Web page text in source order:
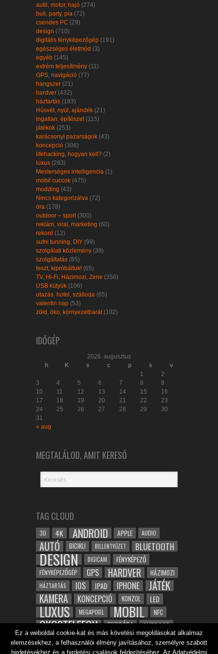
autó, motor, hajó (274)
buli, party, pia (72)
csendes PC (29)
design (710)
digitális fényképezőgép (191)
egészséges életmód (3)
egyéb (145)
extrém teljesítmény (11)
GPS, navigáció (77)
hangszer (21)
hardver (432)
háztartás (183)
Húsvét, nyúl, ajándék (21)
ingatlan, építészet(115)
játékok (253)
karácsonyi pazarságok (43)
koncepció (306)
lifehacking, hogyan kell? (2)
luxus (293)
Mesterséges intelligencia (1)
mobil cuccok (475)
modding (43)
Nincs kategorizálva (72)
óra (178)
outdoor – sport(300)
reklám, viral, marketing (60)
rekord (12)
sufni tunning, DIY (99)
szolgálati közlemény (39)
szolgáltatás (85)
teszt, kipróbáltuk! (65)
TV, Hi-Fi, Házimozi, Zene (356)
USB kütyük (106)
utazás, hotel, szálloda (65)
valentin nap (53)
zöld, öko, környezetbarát(102)
IDŐGÉP
2026. augusztus
h
K s c p s
v
1
2
3
4 5 6 7 8
9
10
11 12 13 14 15
16
17
18 19 20 21 22
23
24
25 26 27 28 29
30
31
« aug
MEGTALÁLOD, AMIT KERESŐ
TAG CLOUD
3D 4K ANDROID APPLE AUDIO
AUTÓ BICIKLI BILLENTYŰZET BLUETOOTH
DESIGN DIGICAM FÉNYKÉPEZŐ
FÉNYKÉPEZŐGÉP GPS HARDVER HÁZIMOZI
HÁZTARTÁS IOS IPAD IPHONE JÁTÉK
KAMERA KONCEPCIÓ KONZOL LED
LUXUS MEGAPIXEL MOBIL NFC
OKOSTELEFON OKOSÓRA OUTDOOR
ROBOT SAMSUNG SPORT TABLET
TESZT VIDEÓ VÍZÁLLÓ ZENE ZÖLD
Ez a weboldal cookie-kat és más követési megoldásokat alkalmaz
elemzésekhez, a felhasználói élmény javításához, személyre szabott
hirdetésekhez és a hirdetési csalások felderítéséhez. Az Adatvédelmi